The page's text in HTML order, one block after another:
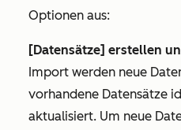
Optionen aus:
[Datensätze] erstellen
Import werden neue
vorhandene Datensätze
aktualisiert. Um neue